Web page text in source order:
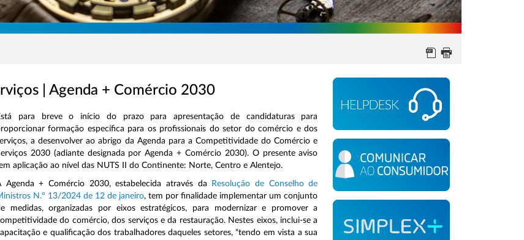
| Agenda + Comércio 2030
para breve o início do prazo para apresentação de candidaturas para
formação específica para os profissionais do setor do comércio e dos
a desenvolver ao abrigo da Agenda para a Competitividade do Comércio e
2030 (adiante designada por Agenda + Comércio 2030). O presente aviso
aplicação ao nível das NUTS II do Continente: Norte, Centro e Alentejo.
Agenda + Comércio 2030, estabelecida através da
Resolução de Conselho de
N.º 13/2024 de 12 de janeiro, tem por finalidade implementar um conjunto
medidas, organizadas por eixos estratégicos, para modernizar e promover a
do comércio, dos serviços e da restauração. Nestes eixos, inclui-se a
e qualificação dos trabalhadores daqueles setores, "tendo em vista a sua